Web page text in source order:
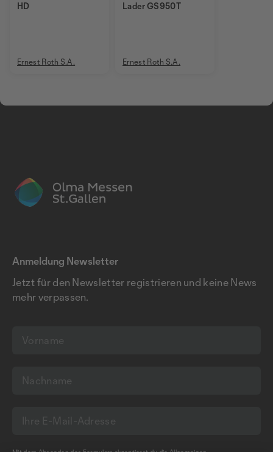
HD
Ernest Roth S.A.
Lader GS950T
Ernest Roth S.A.
Anmeldung Newsletter
Jetzt für den Newsletter registrieren und keine News
mehr verpassen.